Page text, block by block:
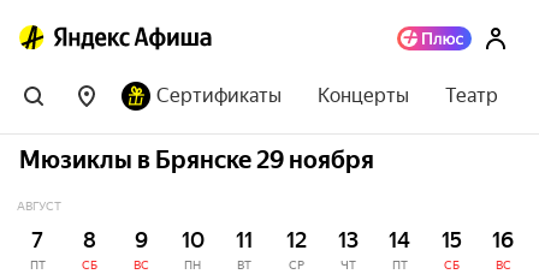
Сертификаты Концерты Театр
Мюзиклы в Брянске 29 ноября
АВГУСТ
7
ПТ
8
СБ
9
ВС
10
ПН
11
ВТ
12
СР
13
ЧТ
14
ПТ
15
СБ
16
ВС